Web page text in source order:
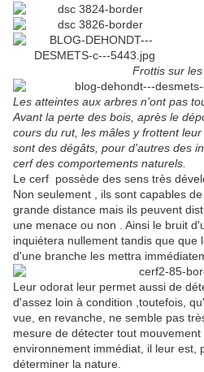
Frottis sur
Les atteintes aux arbres n'ont pas
Avant la perte des bois, après le
cours du rut, les mâles y frottent
sont des dégâts, pour d'autres des
cerf des comportements naturels.
Le cerf possède des sens très
Non seulement , ils sont capables
grande distance mais ils peuvent
une menace ou non . Ainsi le bruit
inquiétera nullement tandis que que
d'une branche les mettra
Leur odorat leur permet aussi de
d'assez loin à condition ,toutefois,
vue, en revanche, ne semble pas
mesure de détecter tout
environnement immédiat, il leur est,
déterminer la nature.